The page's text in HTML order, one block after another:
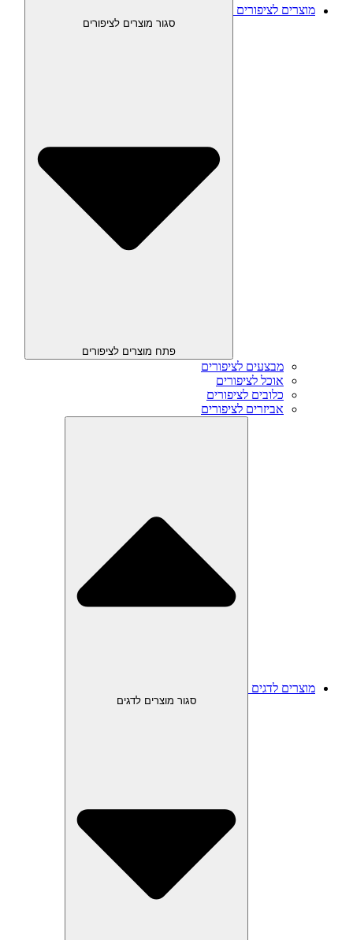
מוצרים לציפורים
סגור מוצרים לציפורים
פתח מוצרים לציפורים
מבצעים לציפורים
אוכל לציפורים
כלובים לציפורים
אביזרים לציפורים
מוצרים לדגים
סגור מוצרים לדגים